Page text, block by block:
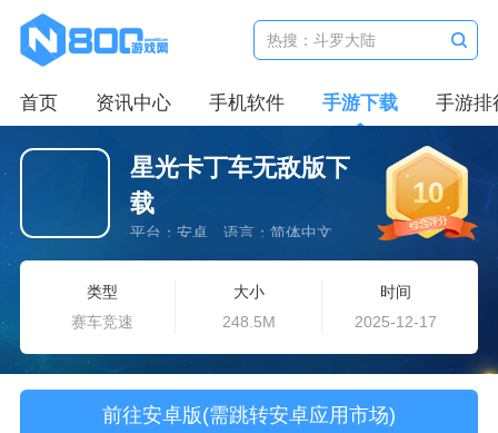
首页 资讯中心 手机软件 手游下载 手游排
星光卡丁车无敌版下
载
平台：安卓 语言：简体中文
10
类型
赛车竞速
大小
248.5M
时间
2025-12-17
前往安卓版(需跳转安卓应用市场)